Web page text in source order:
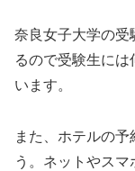
奈良女子大学の受
るので受験生に
います。
また、ホテルの
う。ネットやス